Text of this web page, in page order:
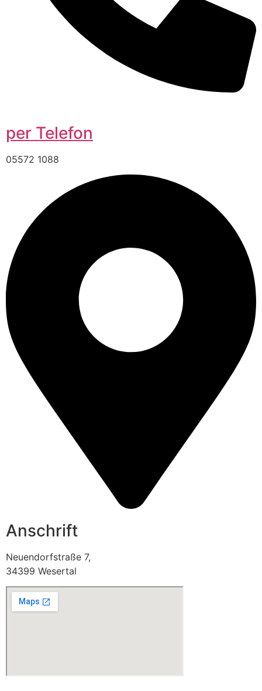
per Telefon
05572 1088
Anschrift
Neuendorfstraße 7,
34399 Wesertal